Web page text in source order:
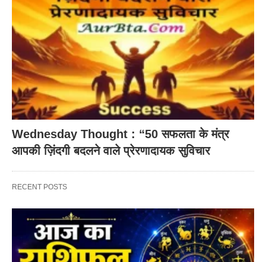
Wednesday Thought : “50 सफलता के मंत्र
आपकी ज़िंदगी बदलने वाले प्रेरणादायक सुविचार
RECENT POSTS